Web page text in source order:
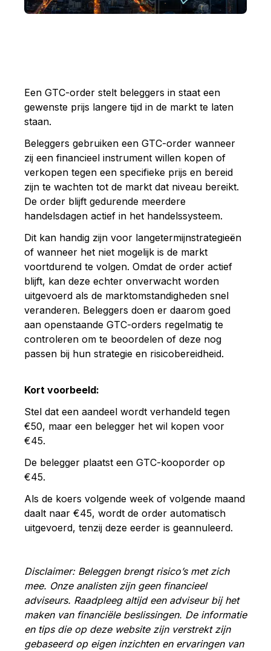
Een GTC-order stelt beleggers in staat een
gewenste prijs langere tijd in de markt te laten
staan.
Beleggers gebruiken een GTC-order wanneer
zij een financieel instrument willen kopen of
verkopen tegen een specifieke prijs en bereid
zijn te wachten tot de markt dat niveau bereikt.
De order blijft gedurende meerdere
handelsdagen actief in het handelssysteem.
Dit kan handig zijn voor langetermijnstrategieën
of wanneer het niet mogelijk is de markt
voortdurend te volgen. Omdat de order actief
blijft, kan deze echter onverwacht worden
uitgevoerd als de marktomstandigheden snel
veranderen. Beleggers doen er daarom goed
aan openstaande GTC-orders regelmatig te
controleren om te beoordelen of deze nog
passen bij hun strategie en risicobereidheid.
Kort voorbeeld:
Stel dat een aandeel wordt verhandeld tegen
€50, maar een belegger het wil kopen voor
€45.
De belegger plaatst een GTC-kooporder op
€45.
Als de koers volgende week of volgende maand
daalt naar €45, wordt de order automatisch
uitgevoerd, tenzij deze eerder is geannuleerd.
Disclaimer: Beleggen brengt risico’s met zich
mee. Onze analisten zijn geen financieel
adviseurs. Raadpleeg altijd een adviseur bij het
maken van financiële beslissingen. De informatie
en tips die op deze website zijn verstrekt zijn
gebaseerd op eigen inzichten en ervaringen van